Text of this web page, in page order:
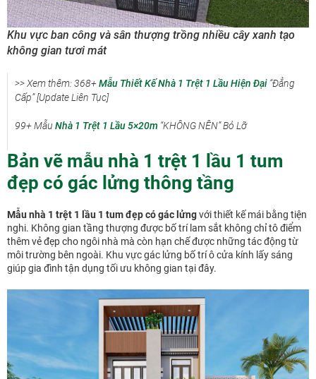
Khu vực ban công và sân thượng trồng nhiều cây xanh tạo
không gian tươi mát
>> Xem thêm: 368+Mẫu Thiết Kế Nhà 1 Trệt 1 Lầu Hiện Đại “Đẳng
Cấp” [Update Liên Tục]
99+ Mẫu Nhà 1 Trệt 1 Lầu 5×20m “KHÔNG NÊN” Bỏ Lỡ
Bản vẽ mẫu nhà 1 trệt 1 lầu 1 tum
đẹp có gác lửng thông tầng
Mẫu nhà 1 trệt 1 lầu 1 tum đẹp có gác lửngvới thiết kế mái bằng tiện
nghi. Không gian tầng thượng được bố trí lam sắt không chỉ tô điểm
thêm vẻ đẹp cho ngôi nhà mà còn hạn chế được những tác động từ
môi trường bên ngoài. Khu vực gác lửng bố trí ô cửa kính lấy sáng
giúp gia đình tận dụng tối ưu không gian tại đây.